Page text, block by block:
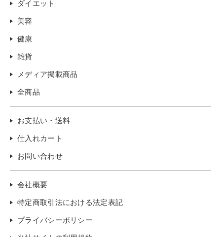
ダイエット
美容
健康
雑貨
メディア掲載商品
全商品
お支払い・送料
仕入れカート
お問い合わせ
会社概要
特定商取引法における法定表記
プライバシーポリシー